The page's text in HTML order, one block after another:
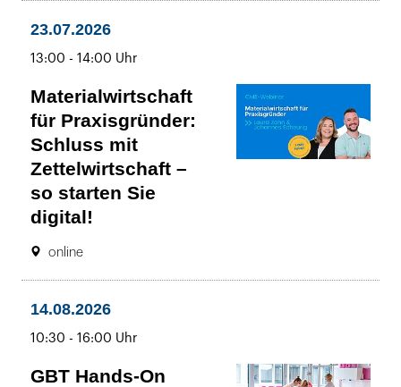
Uhr
23.07.2026
13:00 bis
- 14:00 Uhr
Materialwirtschaft
für Praxisgründer:
Schluss mit
Zettelwirtschaft –
so starten Sie
digital!
23.07.2026
13:00
-
Ort:
online
14.08.2026
10:30 bis
- 16:00 Uhr
GBT Hands-On